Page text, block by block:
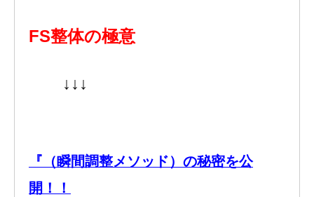
FS整体の極意
↓↓↓
『（瞬間調整メソッド）の秘密を公
開！！